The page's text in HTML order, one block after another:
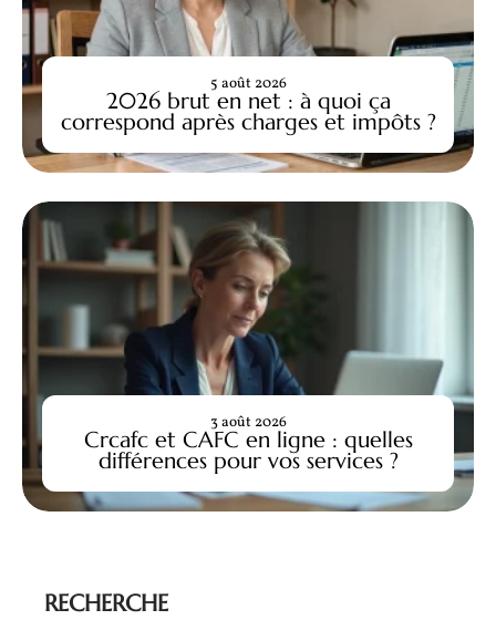
2026 brut en net : à quoi ça
correspond après charges et impôts ?
5 août 2026
Crcafc et CAFC en ligne : quelles
différences pour vos services ?
3 août 2026
RECHERCHE